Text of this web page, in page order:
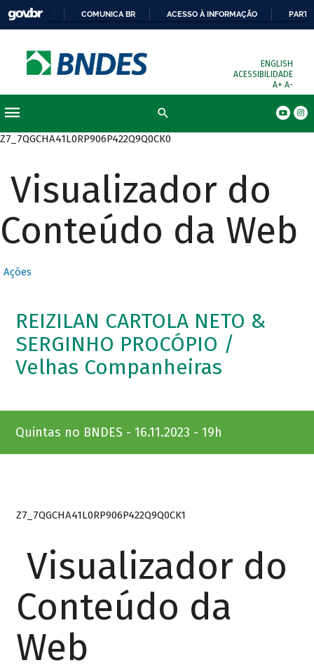
COMUNICA BR ACESSO À INFORMAÇÃO
ENGLISH
ACESSIBILIDADE
A+ A-
Z7_7QGCHA41L0RP906P422Q9Q0CK0
Visualizador do
Conteúdo da Web
Ações
REIZILAN CARTOLA NETO &
SERGINHO PROCÓPIO /
Velhas Companheiras
Quintas no BNDES - 16.11.2023 - 19h
Z7_7QGCHA41L0RP906P422Q9Q0CK1
Visualizador do
Conteúdo da
Web